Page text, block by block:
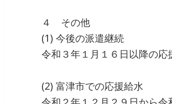
４ その他
(1) 今後の派遣継続
令和３年１月１６日以降の応
(2) 富津市での応援給水